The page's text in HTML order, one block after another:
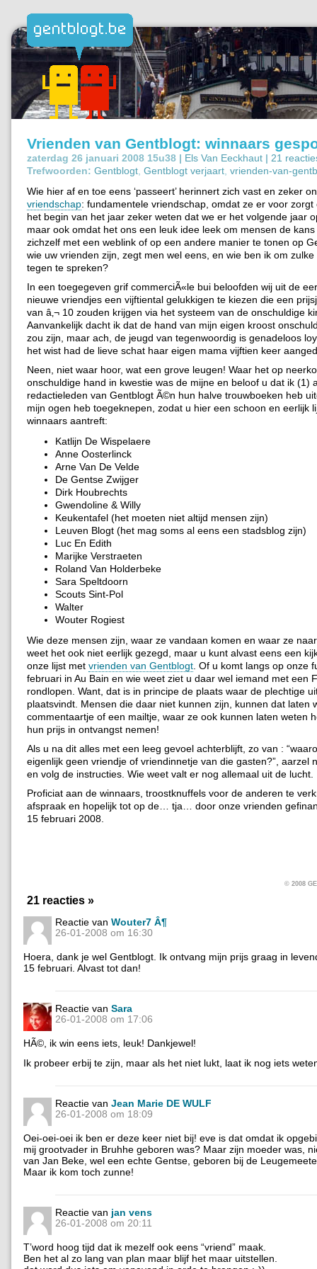
Vrienden van Gentblogt: winnaars
zaterdag 26 januari 2008 15u38 | Els Van Eeckhaut | 21
Trefwoorden: Gentblogt Gentblogt verjaart vrienden-van-
Wie hier af en toe eens ‘passeert’ herinnert zich vast en zeker
vriendschap: fundamentele vriendschap, omdat ze er voor zorgt
het begin van het jaar zeker weten dat we er het volgende jaar
maar ook omdat het ons een leuk idee leek om mensen de
zichzelf met een weblink of op een andere manier te tonen op
wie uw vrienden zijn, zegt men wel eens, en wie ben ik om
tegen te spreken?
In een toegegeven grif commerciÃ«le bui beloofden wij uit de
nieuwe vriendjes een vijftiental gelukkigen te kiezen die een
van â‚¬ 10 zouden krijgen via het systeem van de onschuldige
Aanvankelijk dacht ik dat de hand van mijn eigen kroost
zou zijn, maar ach, de jeugd van tegenwoordig is genadeloos
het wist had de lieve schat haar eigen mama vijftien keer
Neen, niet waar hoor, wat een grove leugen! Waar het op
onschuldige hand in kwestie was de mijne en beloof u dat ik (1)
redactieleden van Gentblogt Ã©n hun halve trouwboeken heb
mijn ogen heb toegeknepen, zodat u hier een schoon en eerlijk
winnaars aantreft:
Katlijn De Wispelaere
Anne Oosterlinck
Arne Van De Velde
De Gentse Zwijger
Dirk Houbrechts
Gwendoline & Willy
Keukentafel (het moeten niet altijd mensen zijn)
Leuven Blogt (het mag soms al eens een stadsblog zijn)
Luc En Edith
Marijke Verstraeten
Roland Van Holderbeke
Sara Speltdoorn
Scouts Sint-Pol
Walter
Wouter Rogiest
Wie deze mensen zijn, waar ze vandaan komen en waar ze
weet het ook niet eerlijk gezegd, maar u kunt alvast eens een
onze lijst met vrienden van Gentblogt . Of u komt langs op onze
februari in Au Bain en wie weet ziet u daar wel iemand met een
rondlopen. Want, dat is in principe de plaats waar de plechtige
plaatsvindt. Mensen die daar niet kunnen zijn, kunnen dat laten
commentaartje of een mailtje, waar ze ook kunnen laten weten
hun prijs in ontvangst nemen!
Als u na dit alles met een leeg gevoel achterblijft, zo van :
eigenlijk geen vriendje of vriendinnetje van die gasten?”, aarzel
en volg de instructies. Wie weet valt er nog allemaal uit de lucht.
Proficiat aan de winnaars, troostknuffels voor de anderen te
afspraak en hopelijk tot op de… tja… door onze vrienden
15 februari 2008.
© 2008
21 reacties »
Reactie van Wouter7 Â¶
26-01-2008 om 16:30
Hoera, dank je wel Gentblogt. Ik ontvang mijn prijs graag in
15 februari. Alvast tot dan!
Reactie van Sara
26-01-2008 om 17:06
HÃ©, ik win eens iets, leuk! Dankjewel!
Ik probeer erbij te zijn, maar als het niet lukt, laat ik nog iets
Reactie van Jean Marie DE WULF
26-01-2008 om 18:09
Oei-oei-oei ik ben er deze keer niet bij! eve is dat omdat ik
mij grootvader in Bruhhe geboren was? Maar zijn moeder was,
van Jan Beke, wel een echte Gentse, geboren bij de
Maar ik kom toch zunne!
Reactie van jan vens
26-01-2008 om 20:11
T’word hoog tijd dat ik mezelf ook eens “vriend” maak.
Ben het al zo lang van plan maar blijf het maar uitstellen.